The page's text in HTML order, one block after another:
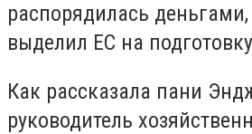
распорядилась
выделил ЕС на
Как рассказала пани
руководитель